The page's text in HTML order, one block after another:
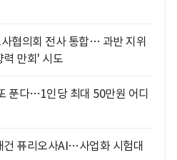
협의회 전사 통합… 과반 지위
력 만회' 시도
푼다…1인당 최대 50만원 어디
건 퓨리오사AI…사업화 시험대